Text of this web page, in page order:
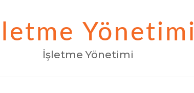
Yönetimi
İşletme Yönetimi